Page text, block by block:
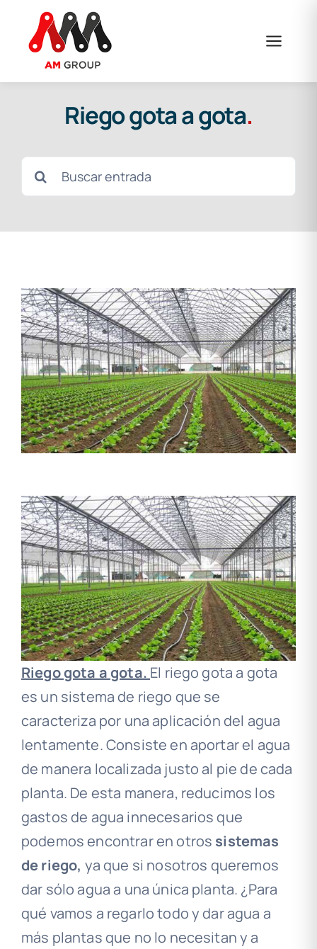
contenido
Riego gota a gota.
Buscar:
Riego gota a gota. El riego gota a gota
es un sistema de riego que se
caracteriza por una aplicación del agua
lentamente. Consiste en aportar el agua
de manera localizada justo al pie de cada
planta. De esta manera, reducimos los
gastos de agua innecesarios que
podemos encontrar en otros sistemas
de riego, ya que si nosotros queremos
dar sólo agua a una única planta. ¿Para
qué vamos a regarlo todo y dar agua a
más plantas que no lo necesitan y a